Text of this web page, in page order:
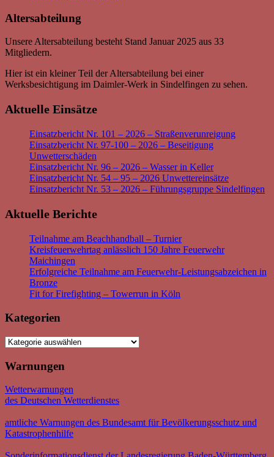
Altersabteilung
Unsere Altersabteilung besteht Stand Januar 2025 aus 33
Mitgliedern.
Hier ist ein kleiner Teil der Altersabteilung bei einer
Werksbesichtigung im Daimler-Werk in Sindelfingen zu sehen.
Aktuelle Einsätze
Einsatzbericht Nr. 101 – 2026 – Straßenverunreigung
Einsatzbericht Nr. 97-100 – 2026 – Beseitigung
Unwetterschäden
Einsatzbericht Nr. 96 – 2026 – Wasser in Keller
Einsatzbericht Nr. 54 – 95 – 2026 Unwettereinsätze
Einsatzbericht Nr. 53 – 2026 – Führungsgruppe Sindelfingen
Aktuelle Berichte
Teilnahme am Beachhandball – Turnier
Kreisfeuerwehrtag anlässlich 150 Jahre Feuerwehr
Maichingen
Erfolgreiche Teilnahme am Feuerwehr-Leistungsabzeichen in
Bronze
Fit for Firefighting – Towerrun in Köln
Kategorien
Kategorien
Warnungen
Wetterwarnungen
des Deutschen Wetterdienstes
amtliche Warnungen des Bundesamt für Bevölkerungsschutz und
Katastrophenhilfe